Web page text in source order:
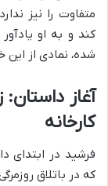
متفاوت را نیز
کند و به او
شده، نمادی از
آغاز
کارخانه
فرشید در ابتدای
که در باتلاق